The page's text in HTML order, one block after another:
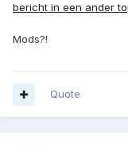
bericht in een ander
Mods?!
Quote